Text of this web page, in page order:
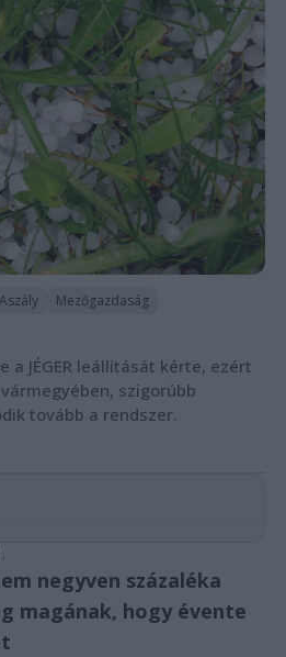
Aszály
Mezőgazdaság
a JÉGER leállítását kérte, ezért
szigorúbb
tovább a rendszer.
negyven százaléka
magának, hogy évente